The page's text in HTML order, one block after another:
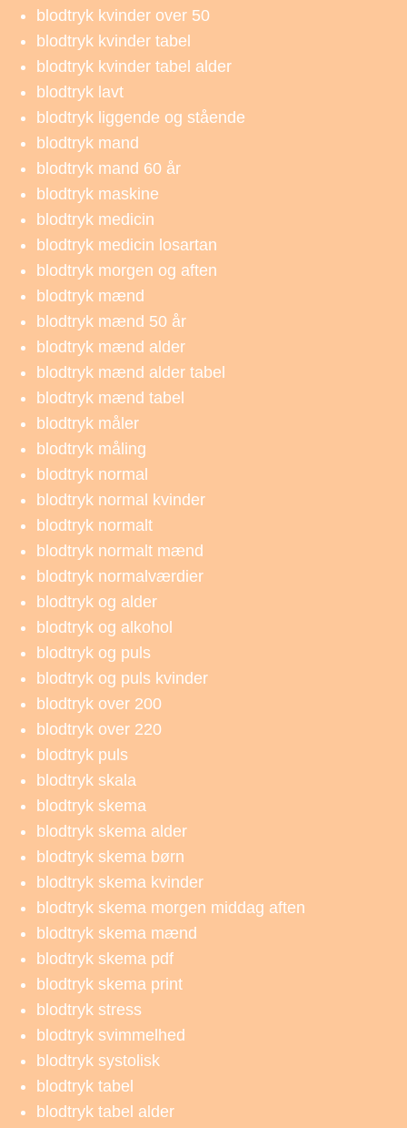
blodtryk kvinder over 50
blodtryk kvinder tabel
blodtryk kvinder tabel alder
blodtryk lavt
blodtryk liggende og stående
blodtryk mand
blodtryk mand 60 år
blodtryk maskine
blodtryk medicin
blodtryk medicin losartan
blodtryk morgen og aften
blodtryk mænd
blodtryk mænd 50 år
blodtryk mænd alder
blodtryk mænd alder tabel
blodtryk mænd tabel
blodtryk måler
blodtryk måling
blodtryk normal
blodtryk normal kvinder
blodtryk normalt
blodtryk normalt mænd
blodtryk normalværdier
blodtryk og alder
blodtryk og alkohol
blodtryk og puls
blodtryk og puls kvinder
blodtryk over 200
blodtryk over 220
blodtryk puls
blodtryk skala
blodtryk skema
blodtryk skema alder
blodtryk skema børn
blodtryk skema kvinder
blodtryk skema morgen middag aften
blodtryk skema mænd
blodtryk skema pdf
blodtryk skema print
blodtryk stress
blodtryk svimmelhed
blodtryk systolisk
blodtryk tabel
blodtryk tabel alder